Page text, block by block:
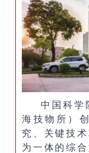
中国科学
海技物所）
究、关键技
为一体的综